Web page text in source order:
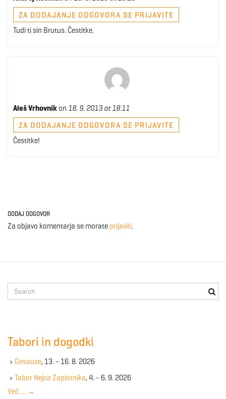
ZA DODAJANJE ODGOVORA SE PRIJAVITE
Tudi ti sin Brutus. Čestitke.
Aleš Vrhovnik on 18. 9. 2013 at 18:11
ZA DODAJANJE ODGOVORA SE PRIJAVITE
Čestitke!
DODAJ ODGOVOR
Za objavo komentarja se morate prijaviti.
e
e
y
w
Tabori in dogodki
Gesause, 13. - 16. 8. 2026
Tabor Nejca Zaplotnika, 4. - 6. 9. 2026
Več … →